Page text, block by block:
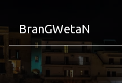
BranGWetaN